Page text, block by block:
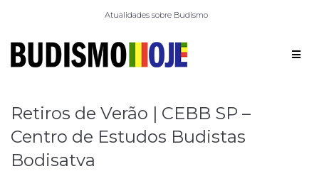
Atualidades sobre Budismo
Retiros de Verão | CEBB SP –
Centro de Estudos Budistas
Bodisatva